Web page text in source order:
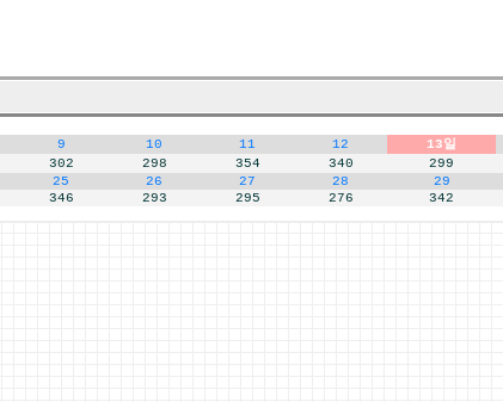
9 10 11 12 13일
302 298 354 340 299
25 26 27 28 29
346 293 295 276 342